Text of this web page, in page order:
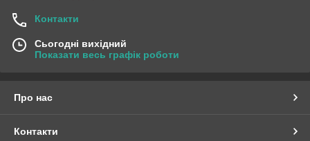
Контакти
Сьогодні вихідний
Показати весь графік роботи
Про нас
Контакти